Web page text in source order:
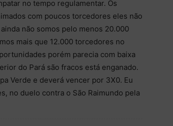
no tempo regulamentar. Os
com poucos torcedores eles não
não somos pelo menos 20.000
mais que 12.000 torcedores no
porém parecia com baixa
do Pará são fracos está enganado.
Verde e deverá vencer por 3X0. Eu
no duelo contra o São Raimundo pela